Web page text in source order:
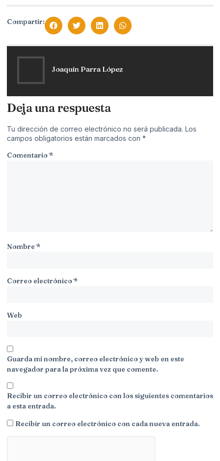
Compartir:
Joaquín Parra López
Deja una respuesta
Tu dirección de correo electrónico no será publicada. Los
campos obligatorios están marcados con *
Comentario*
Nombre*
Correo electrónico*
Web
Guarda mi nombre, correo electrónico y web en este
navegador para la próxima vez que comente.
Recibir un correo electrónico con los siguientes comentarios
a esta entrada.
Recibir un correo electrónico con cada nueva entrada.